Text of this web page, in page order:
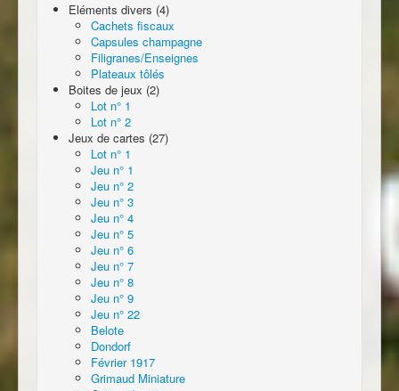
Eléments divers (4)
Cachets fiscaux
Capsules champagne
Filigranes/Enseignes
Plateaux tôlés
Boites de jeux (2)
Lot n° 1
Lot n° 2
Jeux de cartes (27)
Lot n° 1
Jeu n° 1
Jeu n° 2
Jeu n° 3
Jeu n° 4
Jeu n° 5
Jeu n° 6
Jeu n° 7
Jeu n° 8
Jeu n° 9
Jeu n° 22
Belote
Dondorf
Février 1917
Grimaud Miniature